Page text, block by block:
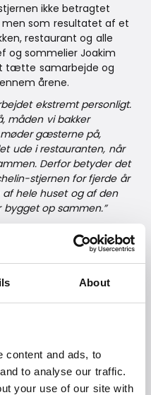
About
content and ads, to
to analyse our traffic.
your use of our site with
ikke betragtet
som resultatet af et
restaurant og alle
og sommelier Joakim
tætte samarbejde og
årene.
ekstremt personligt.
måden vi bakker
gæsterne på,
ude i restauranten, når
Derfor betyder det
stjernen for fjerde år
hele huset og af den
op sammen.”
om langt mere end mad
er lige så vigtig en del
fra det øjeblik, man